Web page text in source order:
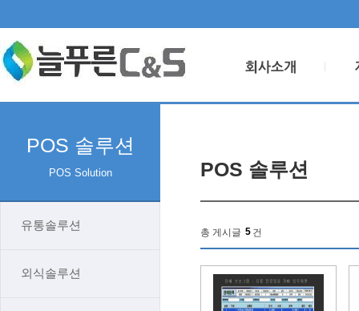
POS 솔루션
POS Solution
유통솔루션
외식솔루션
POS 솔루션
총 게시글 5 건